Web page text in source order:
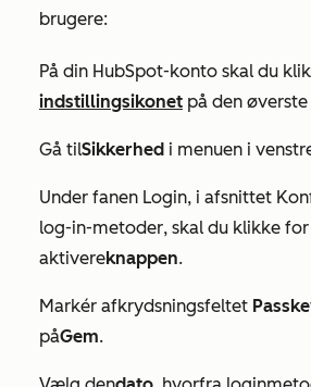
brugere:
På din HubSpot-konto skal du
indstillingsikonet på den
Gå tilSikkerhed i menuen i
Under fanen Login, i afsnittet
log-in-metoder, skal du klikke
aktivereknappen.
Markér afkrydsningsfeltet
påGem.